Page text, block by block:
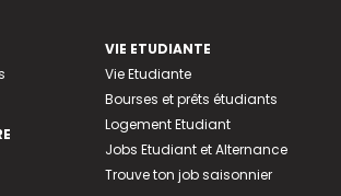
VIE ETUDIANTE
Vie Etudiante
Bourses et prêts étudiants
Logement Etudiant
Jobs Etudiant et Alternance
Trouve ton job saisonnier